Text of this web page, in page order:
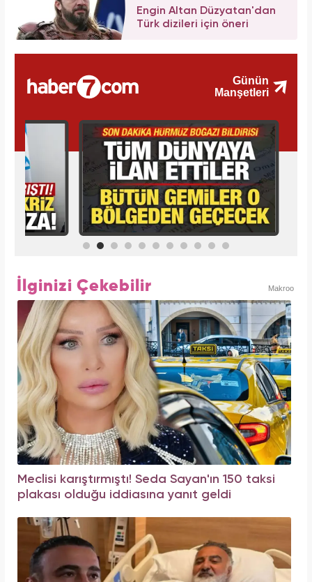
Engin Altan Düzyatan'dan
Türk dizileri için öneri
İlginizi Çekebilir Makroo
Meclisi karıştırmıştı! Seda Sayan'ın 150 taksi
plakası olduğu iddiasına yanıt geldi